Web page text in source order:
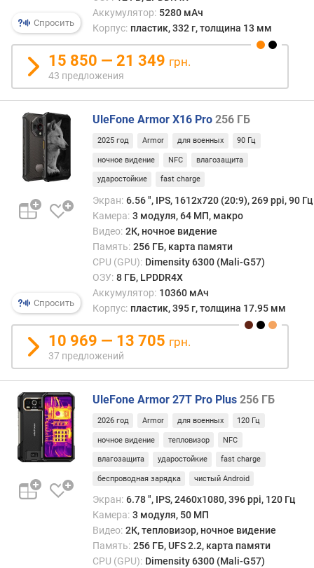
ш
е
н
и
е
д
и
с
л
е
/
к
(
%
)
о
п
е
р
а
и
н
а
Спросить
Аккумулятор: 5280 мАч
Корпус: пластик, 332 г, толщина 13 мм
15 850 — 21 349 грн.
43 предложения
Спросить
UleFone Armor X16 Pro 256 ГБ
2025 год Armor для военных 90 Гц
ночное видение NFC влагозащита
ударостойкие fast charge
Экран: 6.56 ", IPS, 1612х720 (20:9), 269 ppi, 90 Гц
Камера: 3 модуля, 64 МП, макро
Видео: 2К, ночное видение
Память: 256 ГБ, карта памяти
CPU (GPU): Dimensity 6300 (Mali-G57)
ОЗУ: 8 ГБ, LPDDR4X
Аккумулятор: 10360 мАч
Корпус: пластик, 395 г, толщина 17.95 мм
10 969 — 13 705 грн.
37 предложений
UleFone Armor 27T Pro Plus 256 ГБ
2026 год Armor для военных 120 Гц
ночное видение тепловизор NFC
влагозащита ударостойкие fast charge
беспроводная зарядка чистый Android
Экран: 6.78 ", IPS, 2460х1080, 396 ppi, 120 Гц
Камера: 3 модуля, 50 МП
Видео: 2К, тепловизор, ночное видение
Память: 256 ГБ, UFS 2.2, карта памяти
CPU (GPU): Dimensity 6300 (Mali-G57)